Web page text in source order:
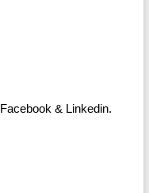
Facebook & Linkedin.